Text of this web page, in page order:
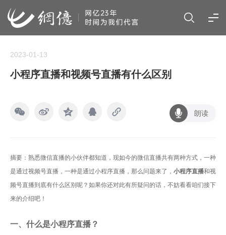
2023-01-13
小程序直播和视频号直播有什么区别
朗读
摘要：熟悉微信直播的小伙伴都知道，现如今的微信直播共有两种方式，一种
是通过视频号直播，一种是通过小程序直播，那么问题来了， 小程序直播和视
频号直播到底有什么区别呢？如果你还对此有所疑问的话，不妨看看咱们接下
来的介绍吧！
一、什么是小程序直播？